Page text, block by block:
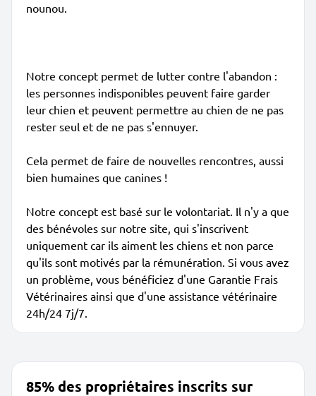
nounou.
Notre concept permet de lutter contre l'abandon :
les personnes indisponibles peuvent faire garder
leur chien et peuvent permettre au chien de ne pas
rester seul et de ne pas s'ennuyer.
Cela permet de faire de nouvelles rencontres, aussi
bien humaines que canines !
Notre concept est basé sur le volontariat. Il n'y a que
des bénévoles sur notre site, qui s'inscrivent
uniquement car ils aiment les chiens et non parce
qu'ils sont motivés par la rémunération. Si vous avez
un problème, vous bénéficiez d'une Garantie Frais
Vétérinaires ainsi que d'une assistance vétérinaire
24h/24 7j/7.
85% des propriétaires inscrits sur